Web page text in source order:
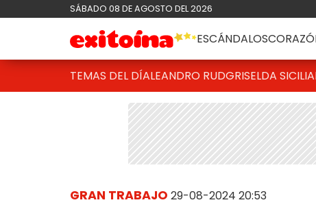
SÁBADO 08 DE AGOSTO DEL 2026
ESCÁNDALOS
TEMAS DEL DÍALEANDRO RUDGRISELDA
GRAN TRABAJO 29-08-2024 20:53